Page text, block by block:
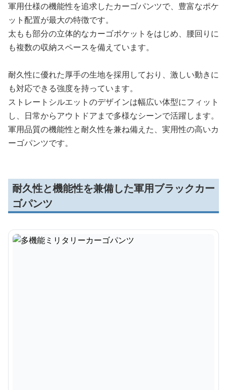
軍用仕様の機能性を追求したカーゴパンツで、豊富なポケ
ット配置が最大の特徴です。
太もも部分の立体的なカーゴポケットをはじめ、腰回りに
も複数の収納スペースを備えています。
耐久性に優れた厚手の生地を採用しており、激しい動きに
も対応できる強度を持っています。
ストレートシルエットのデザインは幅広い体型にフィット
し、日常からアウトドアまで多様なシーンで活躍します。
軍用品質の機能性と耐久性を兼ね備えた、実用性の高いカ
ーゴパンツです。
耐久性と機能性を兼備した軍用ブラックカー
ゴパンツ